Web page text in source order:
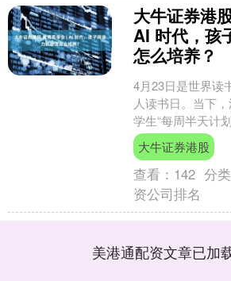
大牛证券港
AI 时代，孩
怎么培养？
4月23日是世界读
人读书日。当下
学生“每周半天计
点；与此同时，新
深化，对学生的阅
大牛证券港股
查看： 142 分
资公司排名
美港通配资文章已加